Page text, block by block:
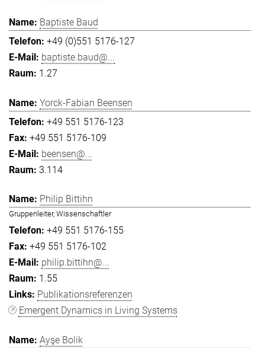
Baptiste Baud
+49 (0)551 5176-127
baptiste.baud@...
1.27
Yorck-Fabian Beensen
+49 551 5176-123
+49 551 5176-109
beensen@...
3.114
Philip Bittihn
Gruppenleiter, Wissenschaftler
+49 551 5176-155
+49 551 5176-102
philip.bittihn@...
1.55
Publikationsreferenzen
Emergent Dynamics in Living Systems
Ayşe Bolik